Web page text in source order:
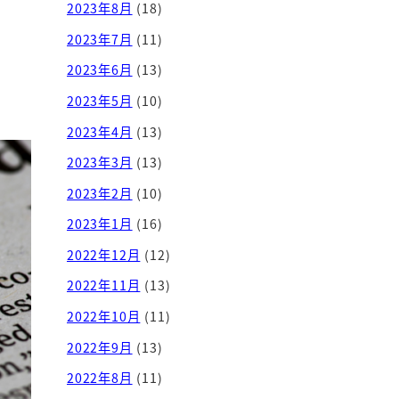
2023年8月 (18)
2023年7月 (11)
2023年6月 (13)
2023年5月 (10)
2023年4月 (13)
2023年3月 (13)
2023年2月 (10)
2023年1月 (16)
2022年12月 (12)
2022年11月 (13)
2022年10月 (11)
2022年9月 (13)
2022年8月 (11)